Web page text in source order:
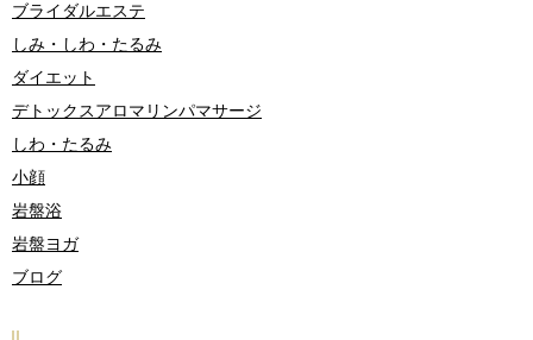
ブライダルエステ
しみ・しわ・たるみ
ダイエット
デトックスアロマリンパマサージ
しわ・たるみ
小顔
岩盤浴
岩盤ヨガ
ブログ